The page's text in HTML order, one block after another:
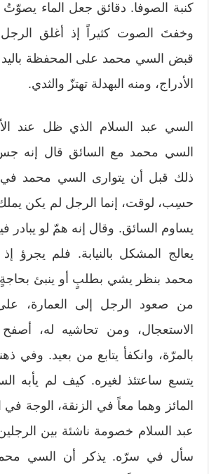
كنبة الصوفا. دقائق جعل الماء يصوّتُ
وخفتَ الصوت كثيراً إذ أغلق الرجل
قبض السي محمد على المحفظة باليد
الأدراج، ومنه البهدلة تهتزّ والثدي.
السي عبد السلام الذي ظل عند
السي محمد مع السائق قال إنه
ذلك قبل أن يتوارى السي محمد في
حسِب، لوقت، إنما الرجل لم يكن
يساوم السائق. وقال إنه همّ لو يبادر
يعالج المشكل بالنيابة. فلم يجرؤ
محمد بنظر يشي بطلبٍ أو ينبئ
من صعود الرجل إلى العمارة،
الاستعجال، ومن تحاشيه له،
بالمرّة، وانكفأ يتابع من بعيد. وفي
يتسع ساعتئذ لغيره. كيف لم يأبه
المائز وهما معاً في الزنقة، الوجهَ
عبد السلام خصومة ناشئة بين
سأل في سرّه. يذكر أن السي